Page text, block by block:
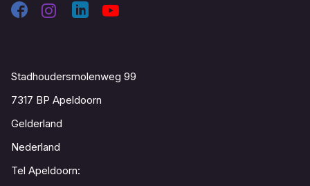
Stadhoudersmolenweg 99
7317 BP Apeldoorn
Gelderland
Nederland
Tel Apeldoorn: